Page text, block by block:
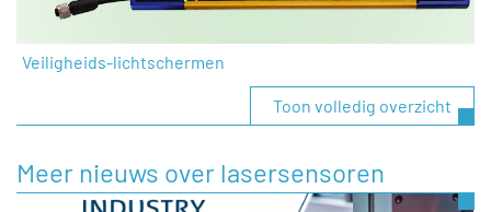
Veiligheids-lichtschermen
Toon volledig overzicht
Meer nieuws over lasersensoren